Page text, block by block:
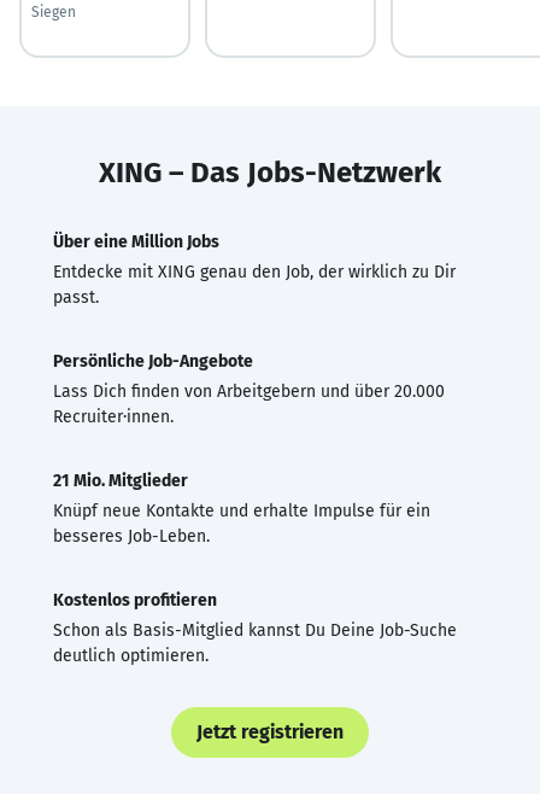
Siegen
XING – Das Jobs-Netzwerk
Über eine Million Jobs
Entdecke mit XING genau den Job, der wirklich zu Dir
passt.
Persönliche Job-Angebote
Lass Dich finden von Arbeitgebern und über 20.000
Recruiter·innen.
21 Mio. Mitglieder
Knüpf neue Kontakte und erhalte Impulse für ein
besseres Job-Leben.
Kostenlos profitieren
Schon als Basis-Mitglied kannst Du Deine Job-Suche
deutlich optimieren.
Jetzt registrieren